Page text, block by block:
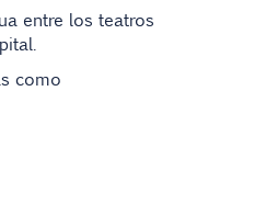
entre los teatros
como